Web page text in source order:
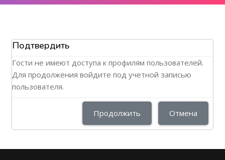
Подтвердить
Гости не имеют доступа к профилям пользователей.
Для продолжения войдите под учетной записью
пользователя.
Продолжить Отмена